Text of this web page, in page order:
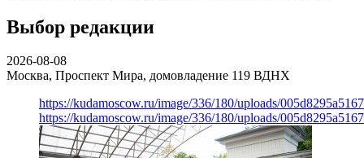
Выбор редакции
2026-08-08
Москва, Проспект Мира, домовладение 119 ВДНХ
https://kudamoscow.ru/image/336/180/uploads/
https://kudamoscow.ru/image/336/180/uploads/